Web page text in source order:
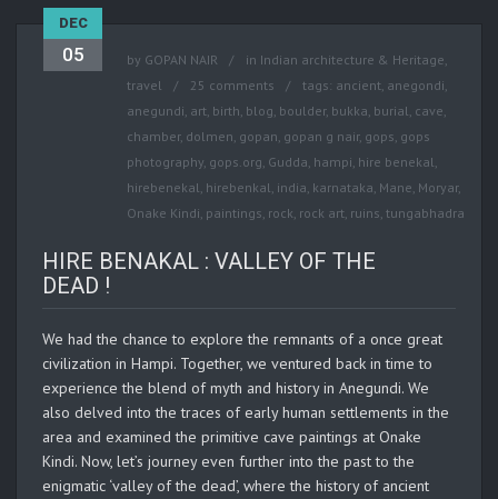
DEC
05 by GOPAN NAIR in Indian architecture & Heritage,
travel
25 comments tags: ancient, anegondi,
anegundi, art, birth, blog, boulder, bukka, burial, cave,
chamber, dolmen, gopan, gopan g nair, gops, gops
photography, gops.org, Gudda, hampi, hire benekal,
hirebenekal, hirebenkal, india, karnataka, Mane, Moryar,
Onake Kindi, paintings, rock, rock art, ruins, tungabhadra
HIRE BENAKAL : VALLEY OF THE
DEAD !
We had the chance to explore the remnants of a once great
civilization in Hampi. Together, we ventured back in time to
experience the blend of myth and history in Anegundi. We
also delved into the traces of early human settlements in the
area and examined the primitive cave paintings at Onake
Kindi. Now, let’s journey even further into the past to the
enigmatic ‘valley of the dead’, where the history of ancient